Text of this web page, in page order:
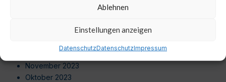
Ablehnen
Einstellungen anzeigen
DatenschutzDatenschutzImpressum
Dezember 2023
November 2023
Oktober 2023